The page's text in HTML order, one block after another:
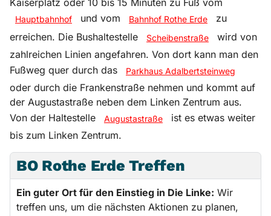
Hauptbahnhof und vom Bahnhof Rothe Erde
zu
erreichen. Die Bushaltestelle
Scheibenstraße
wird von
zahlreichen Linien angefahren. Von dort kann man den
Fußweg quer durch das
Parkhaus Adalbertsteinweg
oder durch die Frankenstraße nehmen und kommt auf
der Augustastraße neben dem Linken Zentrum aus.
Von der Haltestelle
Augustastraße
ist es etwas weiter
bis zum Linken Zentrum.
BO Rothe Erde Treffen
Ein guter Ort für den Einstieg in Die Linke: Wir
treffen uns, um die nächsten Aktionen zu planen,